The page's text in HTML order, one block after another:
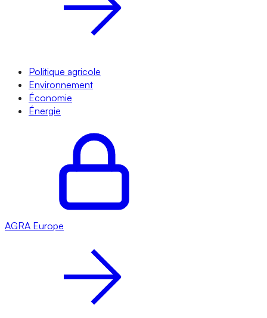
Politique agricole
Environnement
Économie
Énergie
AGRA Europe